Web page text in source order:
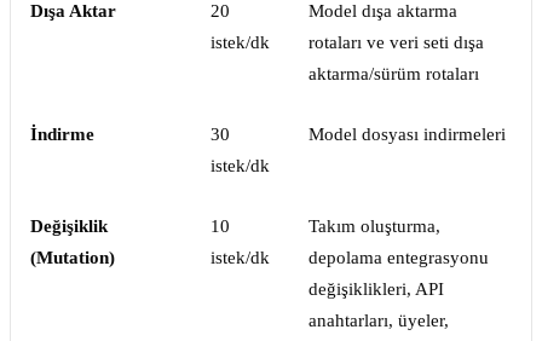
Dışa Aktar
20
istek/dk
Model dışa aktarma
rotaları ve veri seti dışa
aktarma/sürüm rotaları
İndirme
30
istek/dk
Model dosyası indirmeleri
Değişiklik
(Mutation)
10
istek/dk
Takım oluşturma,
depolama entegrasyonu
değişiklikleri, API
anahtarları, üyeler,